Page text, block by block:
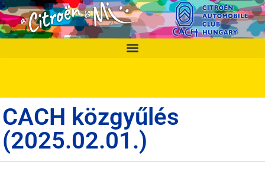
CACH közgyűlés
(2025.02.01.)